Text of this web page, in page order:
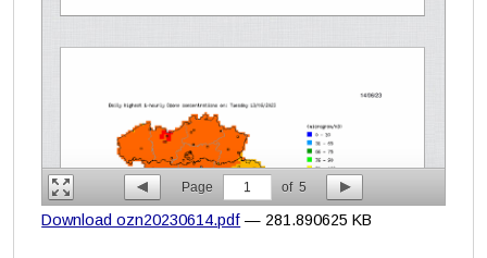
Page 1 of 5
Download ozn20230614.pdf — 281.890625 KB